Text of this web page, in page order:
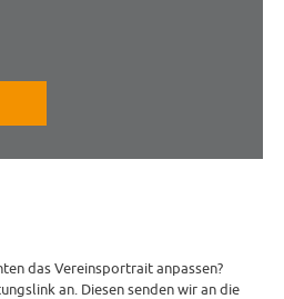
das Vereinsportrait anpassen?
an. Diesen senden wir an die